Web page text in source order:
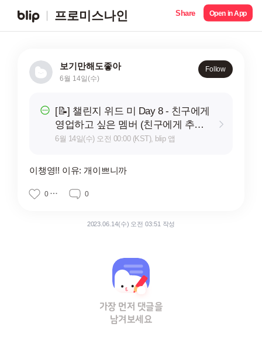
프로미스나인 Share Open in App
보기만해도좋아
6월 14일(수)
Follow
[📝] 챌린지 위드 미 Day 8 - 친구에게
영업하고 싶은 멤버 (친구에게 추천
해주고 싶은 멤버)
6월 14일(수) 오전 00:00 (KST), blip 앱
이챙영!! 이유: 개이쁘니까
0 0
2023.06.14(수) 오전 03:51 작성
가장 먼저 댓글을
남겨보세요